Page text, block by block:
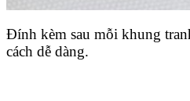
Đính kèm sau mỗi khung
cách dễ dàng.